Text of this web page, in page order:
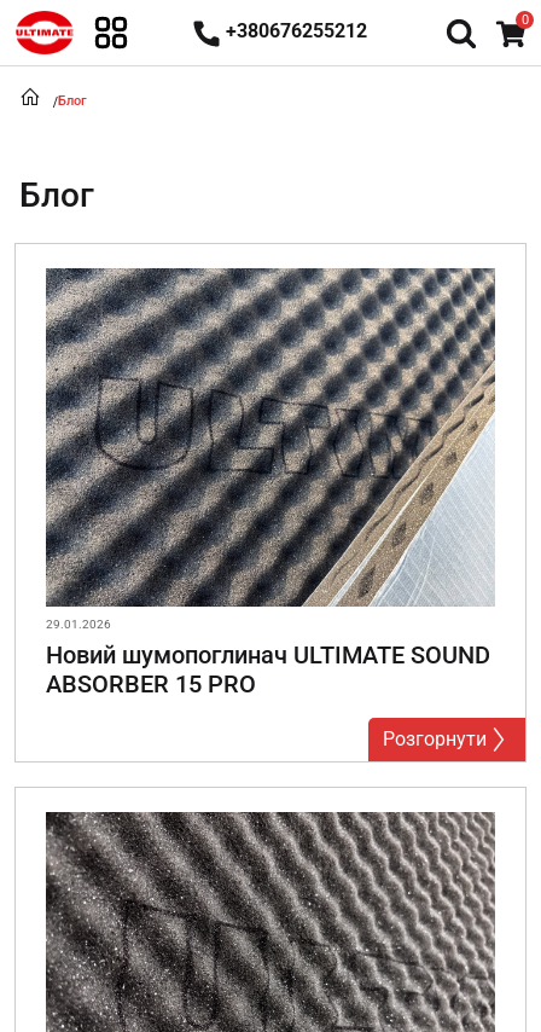
+380676255212
0
Блог
Блог
29.01.2026
Новий шумопоглинач ULTIMATE SOUND
ABSORBER 15 PRO
Розгорнути